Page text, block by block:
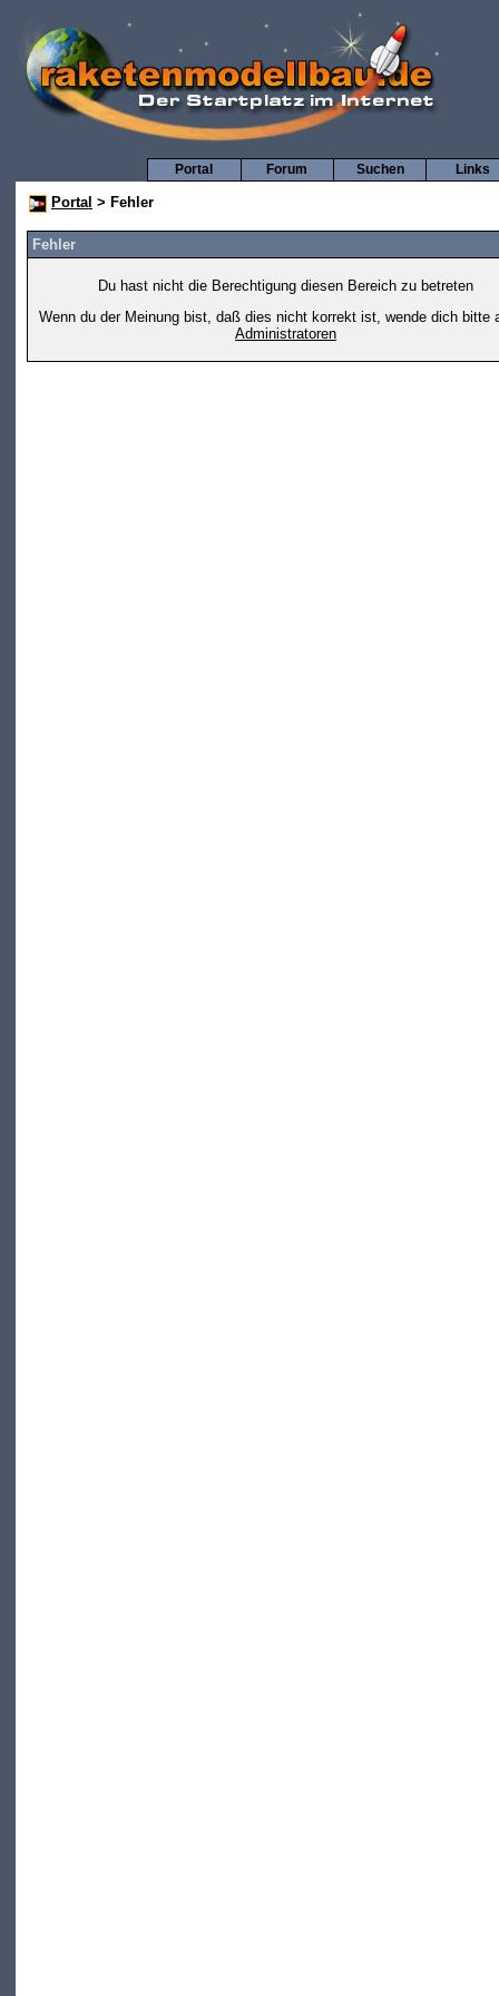
Links
Suchen
Forum
Portal
Portal > Fehler
Fehler
Du hast nicht die Berechtigung diesen Bereich zu betreten
Wenn du der Meinung bist, daß dies nicht korrekt ist, wende dich bitte
Administratoren